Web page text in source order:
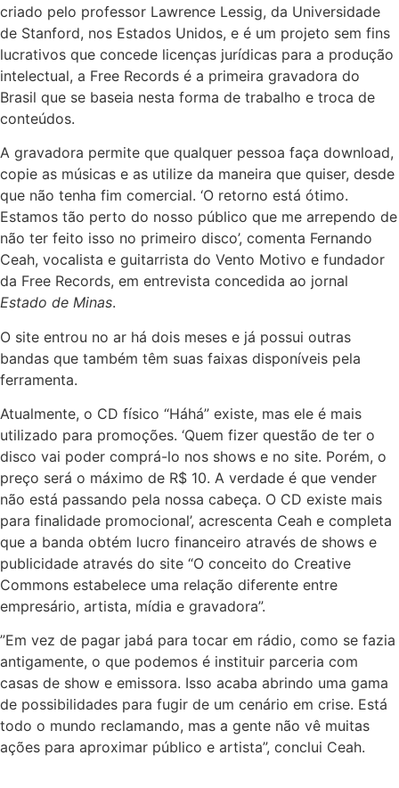
criado pelo professor Lawrence Lessig, da Universidade
de Stanford, nos Estados Unidos, e é um projeto sem fins
lucrativos que concede licenças jurídicas para a produção
intelectual, a Free Records é a primeira gravadora do
Brasil que se baseia nesta forma de trabalho e troca de
conteúdos.
A gravadora permite que qualquer pessoa faça download,
copie as músicas e as utilize da maneira que quiser, desde
que não tenha fim comercial. ‘O retorno está ótimo.
Estamos tão perto do nosso público que me arrependo de
não ter feito isso no primeiro disco’, comenta Fernando
Ceah, vocalista e guitarrista do Vento Motivo e fundador
da Free Records, em entrevista concedida ao jornal
Estado de Minas.
O site entrou no ar há dois meses e já possui outras
bandas que também têm suas faixas disponíveis pela
ferramenta.
Atualmente, o CD físico “Háhá” existe, mas ele é mais
utilizado para promoções. ‘Quem fizer questão de ter o
disco vai poder comprá-lo nos shows e no site. Porém, o
preço será o máximo de R$ 10. A verdade é que vender
não está passando pela nossa cabeça. O CD existe mais
para finalidade promocional’, acrescenta Ceah e completa
que a banda obtém lucro financeiro através de shows e
publicidade através do site “O conceito do Creative
Commons estabelece uma relação diferente entre
empresário, artista, mídia e gravadora”.
”Em vez de pagar jabá para tocar em rádio, como se fazia
antigamente, o que podemos é instituir parceria com
casas de show e emissora. Isso acaba abrindo uma gama
de possibilidades para fugir de um cenário em crise. Está
todo o mundo reclamando, mas a gente não vê muitas
ações para aproximar público e artista”, conclui Ceah.